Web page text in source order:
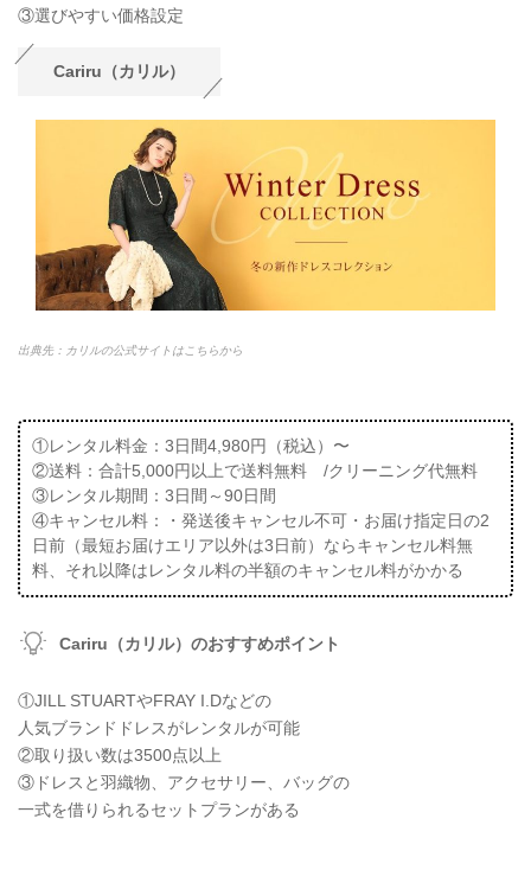
③選びやすい価格設定
Cariru（カリル）
出典先：カリルの公式サイトはこちらから
①レンタル料金：3日間4,980円（税込）〜
②送料：合計5,000円以上で送料無料 /クリーニング代無料
③レンタル期間：3日間～90日間
④キャンセル料：・発送後キャンセル不可・お届け指定日の2
日前（最短お届けエリア以外は3日前）ならキャンセル料無
料、それ以降はレンタル料の半額のキャンセル料がかかる
Cariru（カリル）のおすすめポイント
①JILL STUARTやFRAY I.Dなどの
人気ブランドドレスがレンタルが可能
②取り扱い数は3500点以上
③ドレスと羽織物、アクセサリー、バッグの
一式を借りられるセットプランがある